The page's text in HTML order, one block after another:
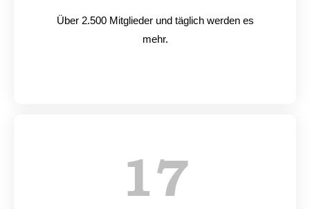
Über 2.500 Mitglieder und täglich werden es
mehr.
17